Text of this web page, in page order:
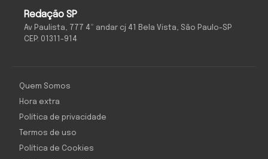
Redação SP
Av Paulista, 777 4º andar cj 41 Bela Vista, São Paulo-SP
CEP: 01311-914
Quem Somos
Hora extra
Política de privacidade
Termos de uso
Política de Cookies